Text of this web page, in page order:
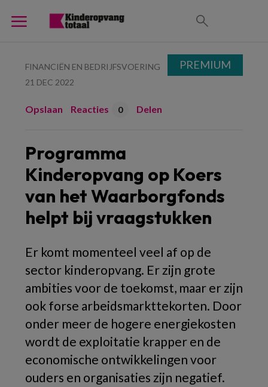
FINANCIËN EN BEDRIJFSVOERING
21 DEC 2022
Opslaan Reacties 0 Delen
Programma
Kinderopvang op Koers
van het Waarborgfonds
helpt bij vraagstukken
Er komt momenteel veel af op de
sector kinderopvang. Er zijn grote
ambities voor de toekomst, maar er zijn
ook forse arbeidsmarkttekorten. Door
onder meer de hogere energiekosten
wordt de exploitatie krapper en de
economische ontwikkelingen voor
ouders en organisaties zijn negatief.
PREMIUM